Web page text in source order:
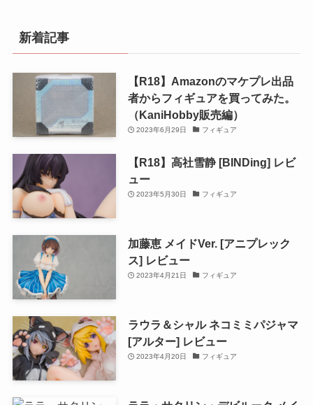
新着記事
【R18】Amazonのマケプレ出品
者からフィギュアを買ってみた。
（KaniHobby販売編）
2023年6月29日 フィギュア
【R18】高社雪静 [BINDing] レビ
ュー
2023年5月30日 フィギュア
加藤恵 メイドVer. [アニプレック
ス] レビュー
2023年4月21日 フィギュア
ラウラ＆シャル ネコミミパジャマ
[アルター] レビュー
2023年4月20日 フィギュア